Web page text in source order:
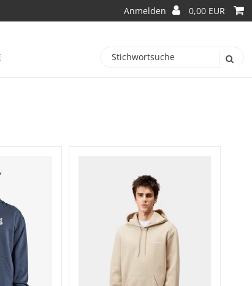
Anmelden 0,00 EUR